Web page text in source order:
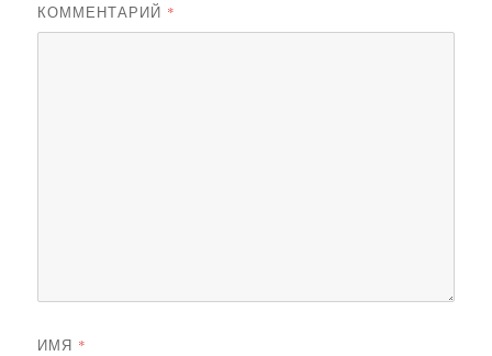
КОММЕНТАРИЙ *
ИМЯ *